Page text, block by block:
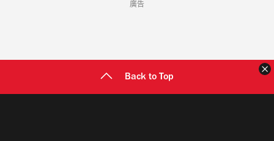
廣告
Back to Top